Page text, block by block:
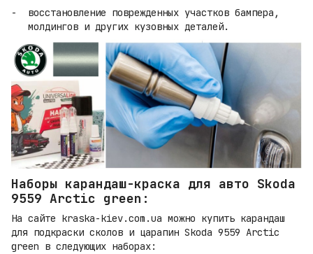
восстановление поврежденных участков бампера,
молдингов и других кузовных деталей.
Наборы карандаш-краска для авто Skoda
9559 Arctic green:
На сайте kraska-kiev.com.ua можно купить карандаш
для подкраски сколов и царапин Skoda 9559 Arctic
green в следующих наборах: